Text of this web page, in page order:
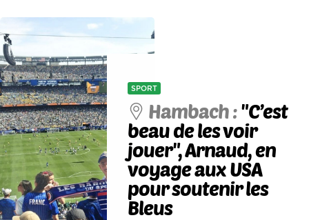
SPORT
Hambach :"C’est
beau de les voir
jouer", Arnaud, en
voyage aux USA
pour soutenir les
Bleus